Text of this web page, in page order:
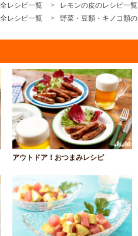
全レシピ一覧
レモンの皮のレシピ一覧
全レシピ一覧 野菜・豆類・キノコ類
アウトドア！おつまみレシピ